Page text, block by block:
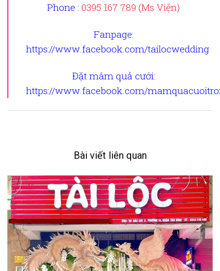
Phone : 0395 167 789 (Ms Viện)
Fanpage:
https://www.facebook.com/tailocwedding
Đặt mâm quả cưới:
https://www.facebook.com/
Bài viết liên quan